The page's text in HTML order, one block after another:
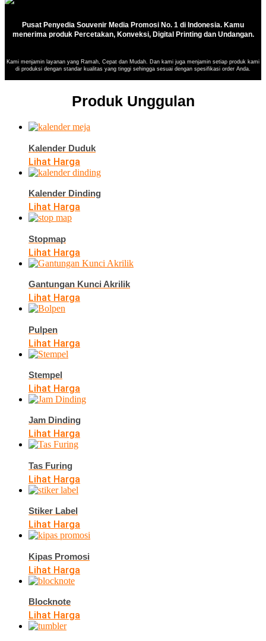
Pusat Penyedia Souvenir Media Promosi No. 1 di Indonesia. Kamu
menerima produk Percetakan, Konveksi, Digital Printing dan Undangan.
Kami menjamin layanan yang Ramah, Cepat dan Mudah. Dan kami juga menjamin setiap produk kami
di produksi dengan standar kualitas yang tinggi sehingga sesuai dengan spesifikasi order Anda.
Produk Unggulan
Kalender Duduk
Lihat Harga
Kalender Dinding
Lihat Harga
Stopmap
Lihat Harga
Gantungan Kunci Akrilik
Lihat Harga
Pulpen
Lihat Harga
Stempel
Lihat Harga
Jam Dinding
Lihat Harga
Tas Furing
Lihat Harga
Stiker Label
Lihat Harga
Kipas Promosi
Lihat Harga
Blocknote
Lihat Harga